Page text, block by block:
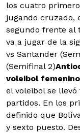
los cuatro
jugando cruzado,
segundo frente al
va a jugar de la
vs Santander
(Semifinal 2)
voleibol femenino
el voleibol se
partidos. En los
definido que
y sexto puesto.